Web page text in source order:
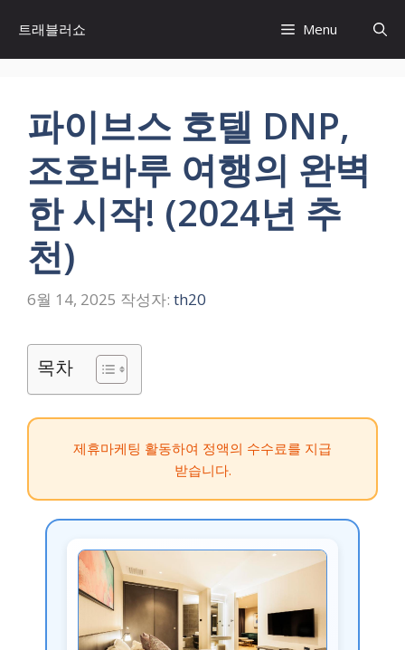
츠
트래블러쇼 Menu
파이브스 호텔 DNP,
조호바루 여행의 완벽
한 시작! (2024년 추
천)
6월 14, 2025 작성자: th20
목차
제휴마케팅 활동하여 정액의 수수료를 지급
받습니다.